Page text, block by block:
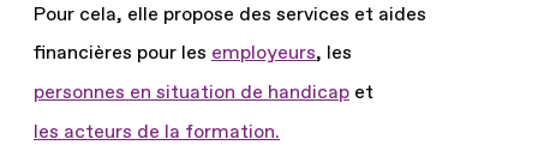
Pour cela, elle propose des services et aides
financières pour les employeurs, les
personnes en situation de handicap et
les acteurs de la formation.